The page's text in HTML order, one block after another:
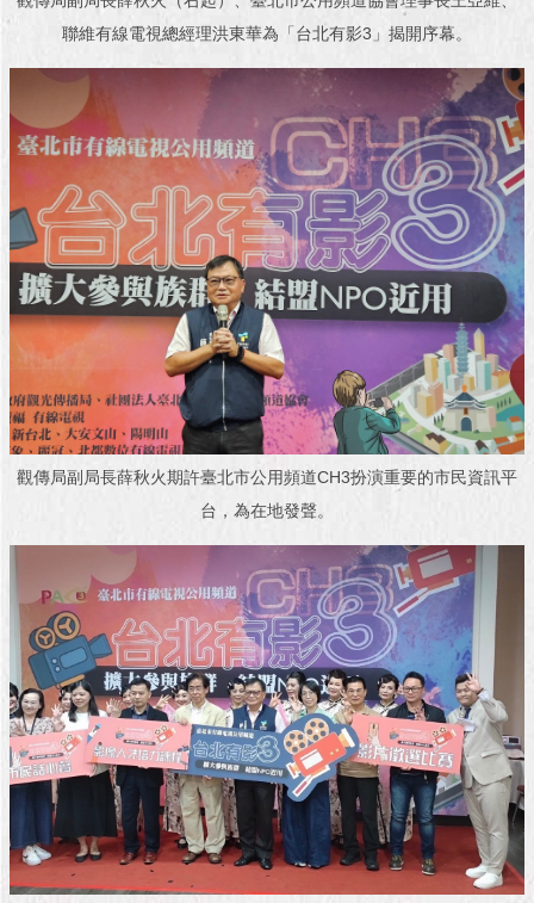
通
情
系
統
公
參
專
區
臺
旅
政
府
網
站
資
料
開
宣
告
聯維有線電視總經理洪東華為「台北有影3」揭開序幕。
觀傳局副局長薛秋火期許臺北市公用頻道CH3扮演重要的市民資訊平
台，為在地發聲。